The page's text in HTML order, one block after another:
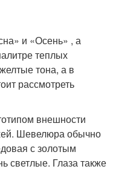
и «Осень» , а
теплых
тона, а в
рассмотреть
внешности
Шевелюра обычно
с золотым
светлые. Глаза также